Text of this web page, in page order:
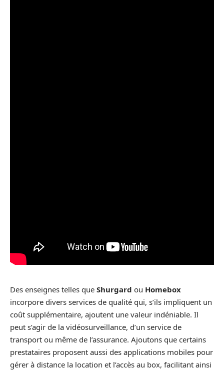
Des enseignes telles que Shurgard ou Homebox
incorpore divers services de qualité qui, s’ils impliquent un
coût supplémentaire, ajoutent une valeur indéniable. Il
peut s’agir de la vidéosurveillance, d’un service de
transport ou même de l’assurance. Ajoutons que certains
prestataires proposent aussi des applications mobiles pour
gérer à distance la location et l’accès au box, facilitant ainsi